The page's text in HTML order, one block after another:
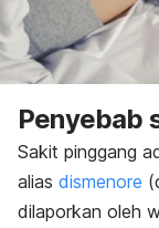
Penyebab
Sakit pinggang
alias dismenore (
dilaporkan oleh